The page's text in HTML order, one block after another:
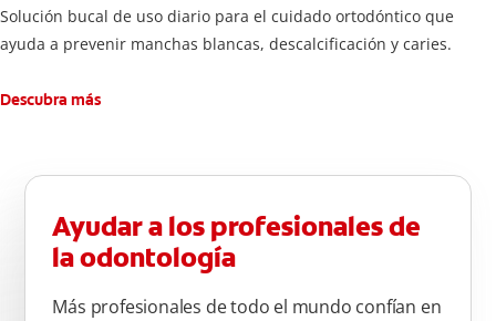
Solución bucal de uso diario para el cuidado ortodóntico que
ayuda a prevenir manchas blancas, descalcificación y caries.
Descubra más
Ayudar a los profesionales de
la odontología
Más profesionales de todo el mundo confían en